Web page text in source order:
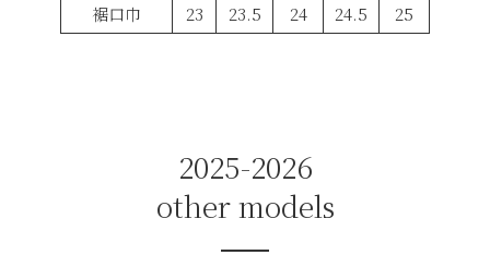
裾口巾
23 23.5 24 24.5 25
2025-2026
other models